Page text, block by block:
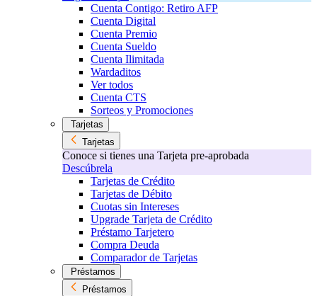
Cuenta Contigo: Retiro AFP
Cuenta Digital
Cuenta Premio
Cuenta Sueldo
Cuenta Ilimitada
Wardaditos
Ver todos
Cuenta CTS
Sorteos y Promociones
Tarjetas
Tarjetas
Conoce si tienes una Tarjeta pre-aprobada
Descúbrela
Tarjetas de Crédito
Tarjetas de Débito
Cuotas sin Intereses
Upgrade Tarjeta de Crédito
Préstamo Tarjetero
Compra Deuda
Comparador de Tarjetas
Préstamos
Préstamos